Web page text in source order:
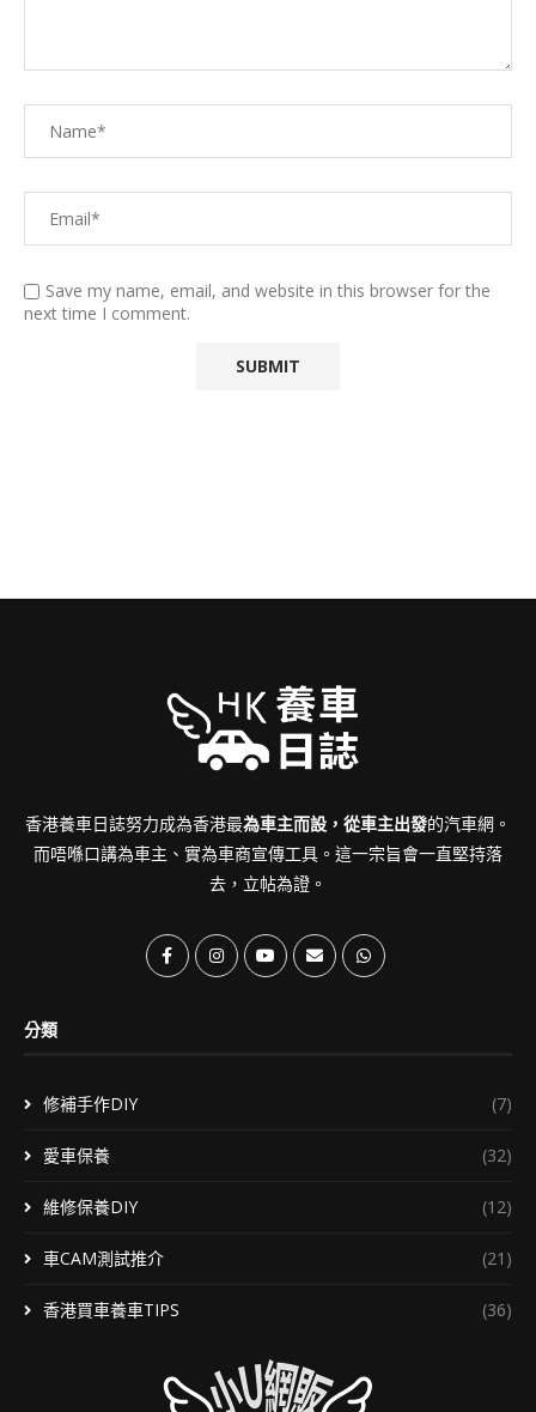
Save my name, email, and website in this browser for the
next time I comment.
香港養車日誌努力成為香港最為車主而設，從車主出發的汽車網。
而唔喺口講為車主、實為車商宣傳工具。這一宗旨會一直堅持落
去，立帖為證。
分類
修補手作DIY (7)
愛車保養 (32)
維修保養DIY (12)
車CAM測試推介 (21)
香港買車養車TIPS (36)